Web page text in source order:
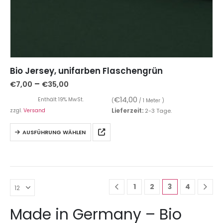
Bio Jersey, unifarben Flaschengrün
€7,00 – €35,00
Enthält 19% MwSt. (€14,00 / 1 Meter )
zzgl. Versand Lieferzeit: 2-3 Tage.
AUSFÜHRUNG WÄHLEN
1 2 3 4
Made in Germany – Bio